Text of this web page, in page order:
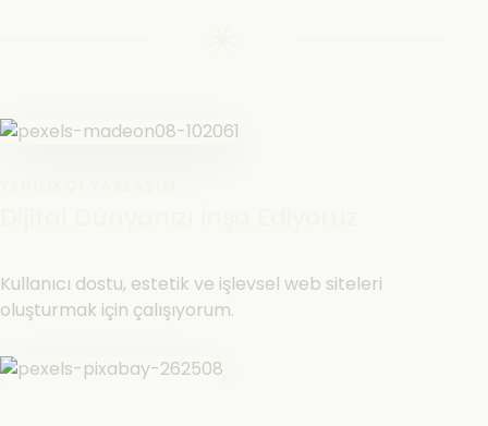
Kullanıcı dostu, estetik ve işlevsel web siteleri
oluşturmak için çalışıyorum.